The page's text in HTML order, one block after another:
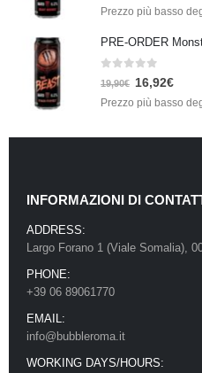
Prezzo più basso
Su 5
19,90€ 16,92€
Prezzo più basso
INFORMAZIONI DI
ADDRESS:
Largo Forano 1 (Viale Somalia),
PHONE:
+39 06 89061770
EMAIL:
info@bubbleroma.it
WORKING DAYS/HOURS: